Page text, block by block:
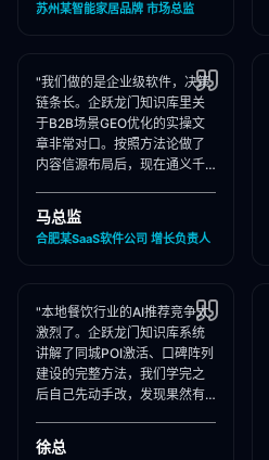
苏州某智能家居品牌 市场总监
"我们做的是企业级软件，决策
链条长。企跃龙门知识库里关
于B2B场景GEO优化的实操文
章非常对口。按照方法论做了
内容信源布局后，现在通义千
们出现频率大幅提升！"
马总监
合肥某SaaS软件公司 增长负责人
"本地餐饮行业的AI推荐竞争太
激烈了。企跃龙门知识库系统
讲解了同城POI激活、口碑阵列
建设的完整方法，我们学完之
后自己先动手改，发现果然有
营，效果更好！"
徐总